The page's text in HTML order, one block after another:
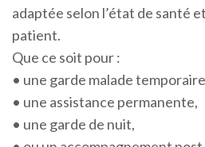
adaptée selon l’état de santé
patient.
Que ce soit pour :
• une garde malade
• une assistance permanente,
• une garde de nuit,